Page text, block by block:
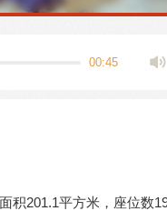
00:45
积201.1平方米，座位数